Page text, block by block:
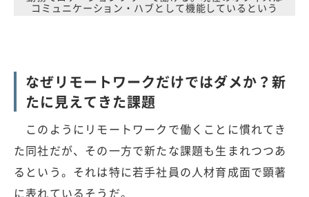
コミュニケーション・ハブとして機能しているという
なぜリモートワークだけではダメか？新
たに見えてきた課題
このようにリモートワークで働くことに慣れてき
た同社だが、その一方で新たな課題も生まれつつあ
るという。それは特に若手社員の人材育成面で顕著
に表れているそうだ。